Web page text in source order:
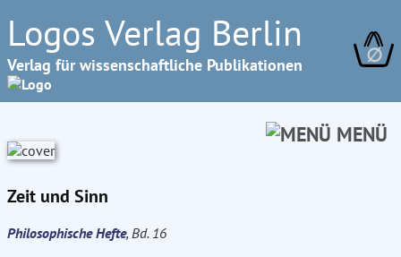
Logos Verlag Berlin
Verlag für wissenschaftliche Publikationen ∅
MENÜ
Zeit und Sinn
Philosophische Hefte, Bd. 16